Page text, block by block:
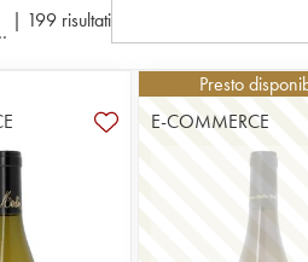
| 199 risultati
Presto
E-COMMERCE